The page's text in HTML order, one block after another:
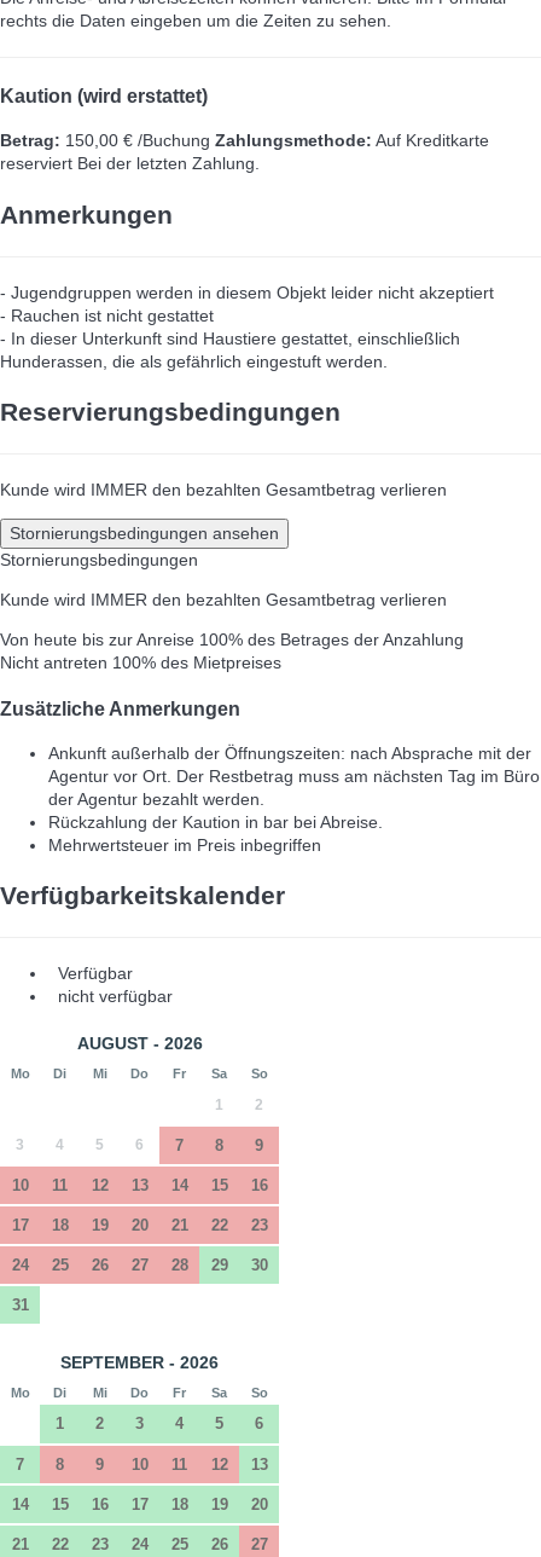
rechts die Daten eingeben um die Zeiten zu sehen.
Kaution (wird erstattet)
Betrag: 150,00 € /Buchung Zahlungsmethode: Auf Kreditkarte
reserviert Bei der letzten Zahlung.
Anmerkungen
- Jugendgruppen werden in diesem Objekt leider nicht akzeptiert
- Rauchen ist nicht gestattet
- In dieser Unterkunft sind Haustiere gestattet, einschließlich
Hunderassen, die als gefährlich eingestuft werden.
Reservierungsbedingungen
Kunde wird IMMER den bezahlten Gesamtbetrag verlieren
Stornierungsbedingungen ansehen
Stornierungsbedingungen
Kunde wird IMMER den bezahlten Gesamtbetrag verlieren
Von heute bis zur Anreise 100% des Betrages der Anzahlung
Nicht antreten 100% des Mietpreises
Zusätzliche Anmerkungen
Ankunft außerhalb der Öffnungszeiten: nach Absprache mit der
Agentur vor Ort. Der Restbetrag muss am nächsten Tag im Büro
der Agentur bezahlt werden.
Rückzahlung der Kaution in bar bei Abreise.
Mehrwertsteuer im Preis inbegriffen
Verfügbarkeitskalender
Verfügbar
nicht verfügbar
AUGUST - 2026
Mo Di Mi Do Fr Sa So
1 2
3 4 5 6 7 8 9
10 11 12 13 14 15 16
17 18 19 20 21 22 23
24 25 26 27 28 29 30
31
SEPTEMBER - 2026
Mo Di Mi Do Fr Sa So
1 2 3 4 5 6
7 8 9 10 11 12 13
14 15 16 17 18 19 20
21 22 23 24 25 26 27